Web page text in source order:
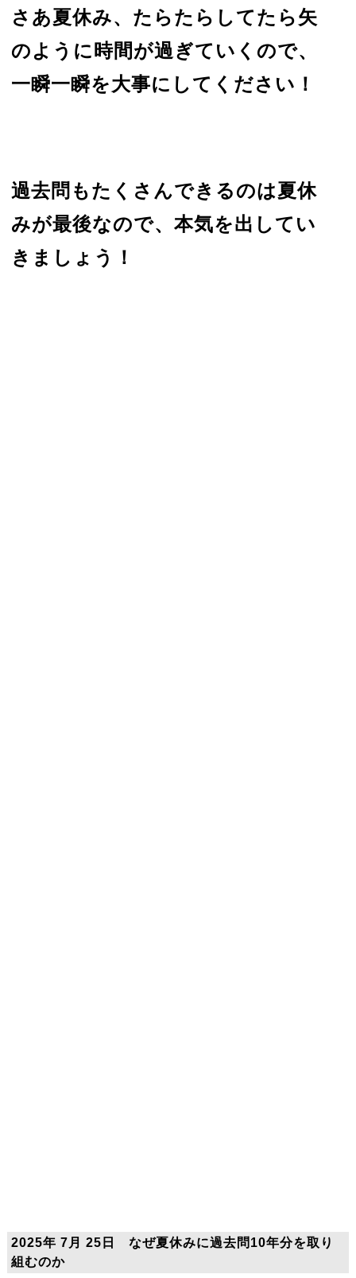
さあ夏休み、たらたらしてたら矢
のように時間が過ぎていくので、
一瞬一瞬を大事にしてください！
過去問もたくさんできるのは夏休
みが最後なので、本気を出してい
きましょう！
2025年 7月 25日 なぜ夏休みに過去問10年分を取り
組むのか